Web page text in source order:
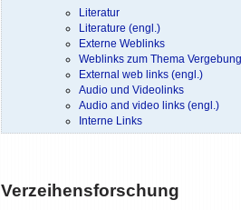
Literatur
Literature (engl.)
Externe Weblinks
Weblinks zum Thema
External web links (engl.)
Audio und Videolinks
Audio and video links (engl.)
Interne Links
Verzeihensforschung